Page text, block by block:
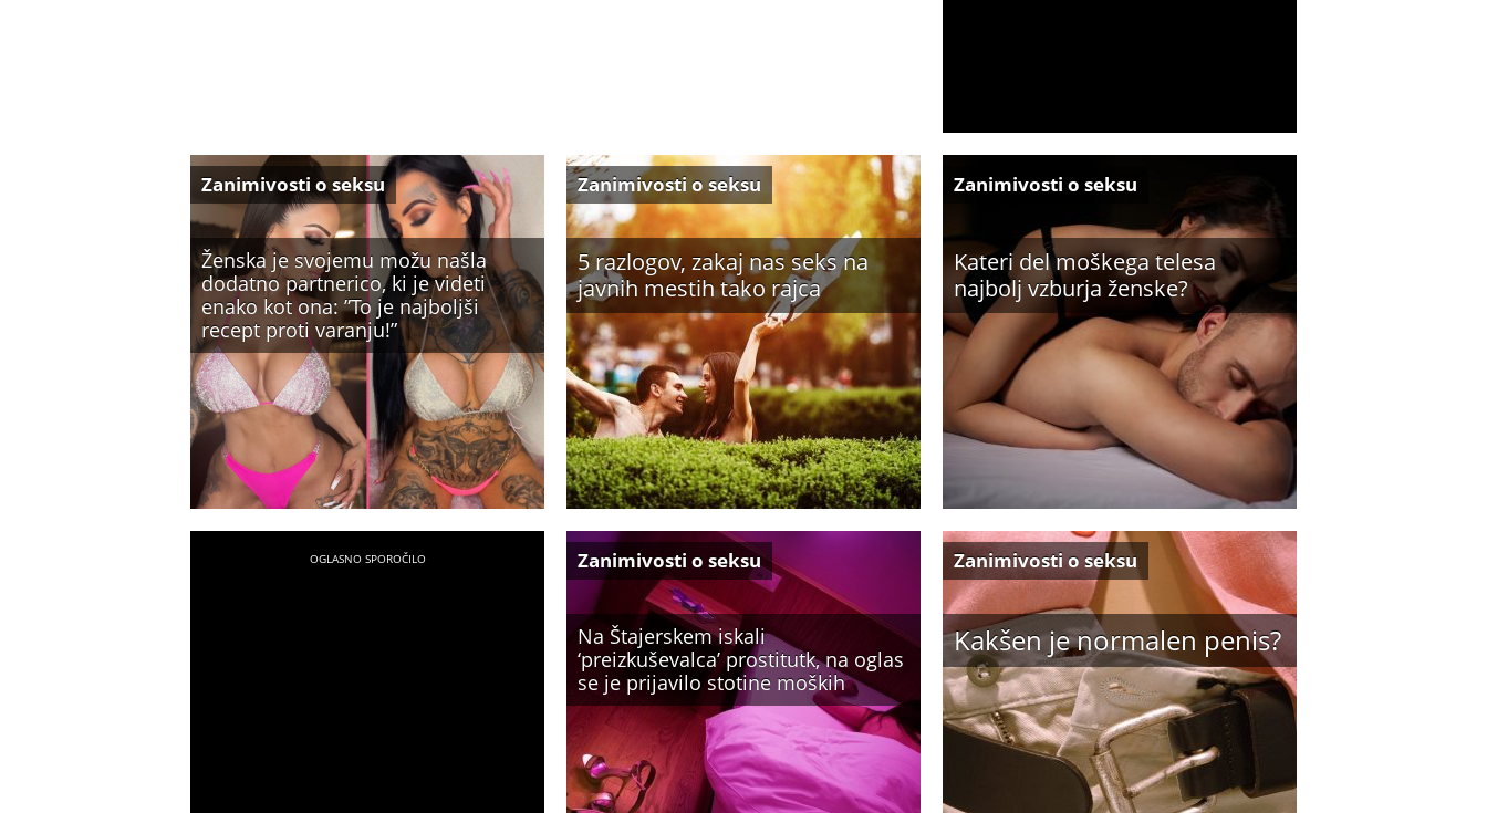
Ženska je svojemu možu našla
dodatno partnerico, ki je videti
enako kot ona: ”To je najboljši
recept proti varanju!”
Zanimivosti o seksu
5 razlogov, zakaj nas seks na
javnih mestih tako rajca
Zanimivosti o seksu
Kateri del moškega telesa
najbolj vzburja ženske?
Zanimivosti o seksu
Na Štajerskem iskali
‘preizkuševalca’ prostitutk, na oglas
se je prijavilo stotine moških
Zanimivosti o seksu
Kakšen je normalen penis?
Zanimivosti o seksu